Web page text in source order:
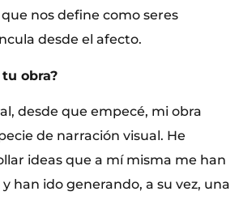
nos define como seres
desde el afecto.
obra?
desde que empecé, mi obra
de narración visual. He
ideas que a mí misma me han
han ido generando, a su vez, una